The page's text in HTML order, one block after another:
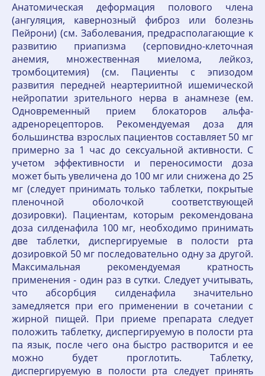
Анатомическая деформация полового члена
(ангуляция, кавернозный фиброз или болезнь
Пейрони) (см. Заболевания, предрасполагающие к
развитию приапизма (серповидно-клеточная
анемия, множественная миелома, лейкоз,
тромбоцитемия) (см. Пациенты с эпизодом
развития передней неартериитной ишемической
нейропатии зрительного нерва в анамнезе (ем.
Одновременный прием блокаторов альфа-
адренорецепторов. Рекомендуемая доза для
большинства взрослых пациентов составляет 50 мг
примерно за 1 час до сексуальной активности. С
учетом эффективности и переносимости доза
может быть увеличена до 100 мг или снижена до 25
мг (следует принимать только таблетки, покрытые
пленочной оболочкой соответствующей
дозировки). Пациентам, которым рекомендована
доза силденафила 100 мг, необходимо принимать
две таблетки, диспергируемые в полости рта
дозировкой 50 мг последовательно одну за другой.
Максимальная рекомендуемая кратность
применения - один раз в сутки. Следует учитывать,
что абсорбция силденафила значительно
замедляется при его применении в сочетании с
жирной пищей. При приеме препарата следует
положить таблетку, диспергируемую в полости рта
па язык, после чего она быстро растворится и ее
можно будет проглотить. Таблетку,
диспергируемую в полости рта следует принять